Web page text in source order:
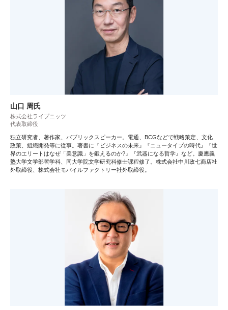
山口 周氏
株式会社ライプニッツ
代表取締役
独立研究者、著作家、パブリックスピーカー。電通、BCGなどで戦略策定、文化
政策、組織開発等に従事。著書に『ビジネスの未来』『ニュータイプの時代』『世
界のエリートはなぜ「美意識」を鍛えるのか?』『武器になる哲学』など。慶應義
塾大学文学部哲学科、同大学院文学研究科修士課程修了。株式会社中川政七商店社
外取締役、株式会社モバイルファクトリー社外取締役。